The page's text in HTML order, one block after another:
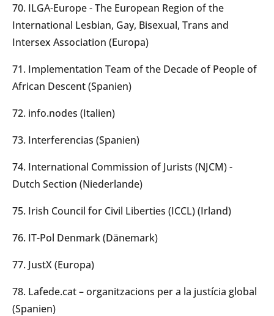
70. ILGA-Europe - The European Region of the
International Lesbian, Gay, Bisexual, Trans and
Intersex Association (Europa)
71. Implementation Team of the Decade of People of
African Descent (Spanien)
72. info.nodes (Italien)
73. Interferencias (Spanien)
74. International Commission of Jurists (NJCM) -
Dutch Section (Niederlande)
75. Irish Council for Civil Liberties (ICCL) (Irland)
76. IT-Pol Denmark (Dänemark)
77. JustX (Europa)
78. Lafede.cat – organitzacions per a la justícia global
(Spanien)